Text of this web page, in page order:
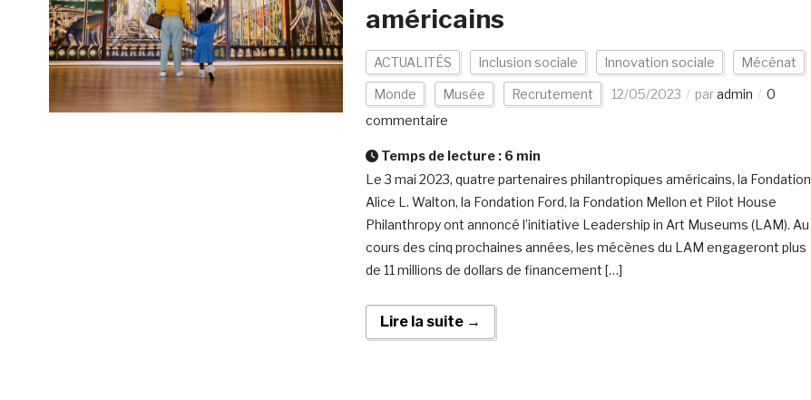
américains
ACTUALITÉS Inclusion sociale Innovation sociale Mécénat
Monde Musée Recrutement 12/05/2023 paradmin
0
commentaire
Temps de lecture : 6 min
Le 3 mai 2023, quatre partenaires philantropiques américains, la Fondation
Alice L. Walton, la Fondation Ford, la Fondation Mellon et Pilot House
Philanthropy ont annoncé l’initiative Leadership in Art Museums (LAM). Au
cours des cinq prochaines années, les mécènes du LAM engageront plus
de 11 millions de dollars de financement […]
Lire la suite →